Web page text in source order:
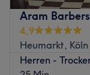
gelangweilt von
Veränderung?
Kölner Altstadt
individuellen
Aram
4,9
Heumarkt, Köln
Herren -